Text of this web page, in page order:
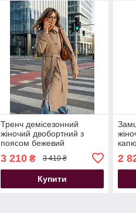
Тренч демісезонний
жіночий двобортний з
поясом бежевий
3 210₴ 3 410 ₴
Купити
2